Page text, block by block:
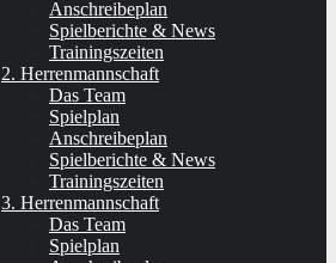
Anschreibeplan
Spielberichte & News
Trainingszeiten
2. Herrenmannschaft
Das Team
Spielplan
Anschreibeplan
Spielberichte & News
Trainingszeiten
3. Herrenmannschaft
Das Team
Spielplan